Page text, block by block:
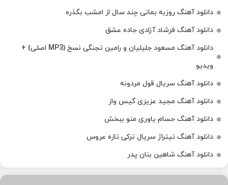
دانلود آهنگ روزبه بمانی چند سال از امشب بگذره
دانلود آهنگ فرشاد آزادی جاده عشق
دانلود آهنگ مسعود جلیلیان و رامین تجنگی نسخ (MP3 اصلی) +
ویدیو
دانلود آهنگ سریال قول مردونه
دانلود آهنگ مجید عزیزی گیس واز
دانلود آهنگ حسام یاوری منو ببخش
دانلود آهنگ تیتراژ سریال ترکی تازه عروس
دانلود آهنگ شاهین بنان پدر